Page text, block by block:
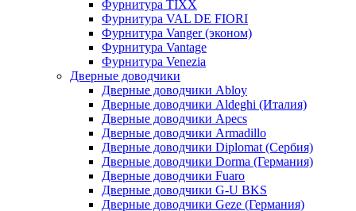
Фурнитура TIXX
Фурнитура VAL DE FIORI
Фурнитура Vanger (эконом)
Фурнитура Vantage
Фурнитура Venezia
Дверные доводчики
Дверные доводчики Abloy
Дверные доводчики Aldeghi (Италия)
Дверные доводчики Apecs
Дверные доводчики Armadillo
Дверные доводчики Diplomat (Сербия)
Дверные доводчики Dorma (Германия)
Дверные доводчики Fuaro
Дверные доводчики G-U BKS
Дверные доводчики Geze (Германия)